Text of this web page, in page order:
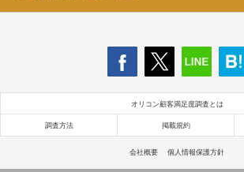
オリコン顧客満足度調査とは
調査方法 掲載規約
会社概要 個人情報保護方針